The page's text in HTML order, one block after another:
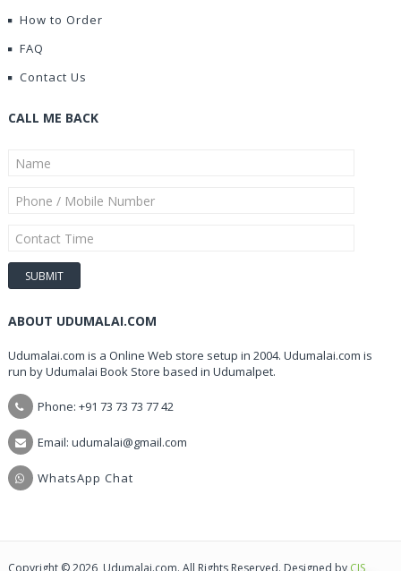
How to Order
FAQ
Contact Us
CALL ME BACK
ABOUT UDUMALAI.COM
Udumalai.com is a Online Web store setup in 2004. Udumalai.com is
run by Udumalai Book Store based in Udumalpet.
Phone: +91 73 73 73 77 42
Email: udumalai@gmail.com
WhatsApp Chat
Copyright © 2026, Udumalai.com. All Rights Reserved. Designed by CIS